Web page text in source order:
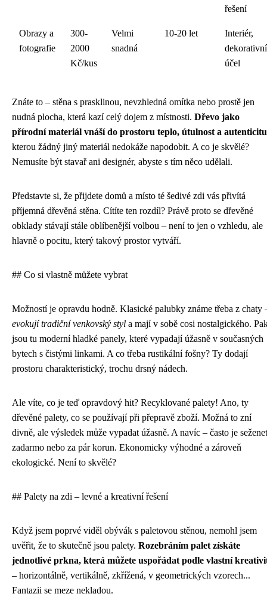
řešení
Obrazy a
fotografie
300-
2000
Kč/kus
Velmi
snadná
10-20 let
Interiér,
dekorativní
účel
Znáte to – stěna s prasklinou, nevzhledná omítka nebo prostě jen
nudná plocha, která kazí celý dojem z místnosti. Dřevo jako
přírodní materiál vnáší do prostoru teplo, útulnost a autenticitu
kterou žádný jiný materiál nedokáže napodobit. A co je skvělé?
Nemusíte být stavař ani designér, abyste s tím něco udělali.
Představte si, že přijdete domů a místo té šedivé zdi vás přivítá
příjemná dřevěná stěna. Cítíte ten rozdíl? Právě proto se dřevěné
obklady stávají stále oblíbenější volbou – není to jen o vzhledu, ale
hlavně o pocitu, který takový prostor vytváří.
## Co si vlastně můžete vybrat
Možností je opravdu hodně. Klasické palubky známe třeba z chaty
evokují tradiční venkovský styl a mají v sobě cosi nostalgického.
jsou tu moderní hladké panely, které vypadají úžasně v současných
bytech s čistými linkami. A co třeba rustikální fošny? Ty dodají
prostoru charakteristický, trochu drsný nádech.
Ale víte, co je teď opravdový hit? Recyklované palety! Ano, ty
dřevěné palety, co se používají při přepravě zboží. Možná to zní
divně, ale výsledek může vypadat úžasně. A navíc – často je
zadarmo nebo za pár korun. Ekonomicky výhodné a zároveň
ekologické. Není to skvělé?
## Palety na zdi – levné a kreativní řešení
Když jsem poprvé viděl obývák s paletovou stěnou, nemohl jsem
uvěřit, že to skutečně jsou palety. Rozebráním palet získáte
jednotlivé prkna, která můžete uspořádat podle vlastní
– horizontálně, vertikálně, zkřížená, v geometrických vzorech...
Fantazii se meze nekladou.